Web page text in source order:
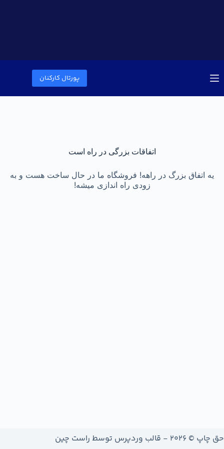
پورتال کارکنان
اتفاقات بزرگی در راه است
یه اتفاق بزرگ در راهه! فروشگاه ما در حال ساخت هست و به
زودی راه اندازی میشه!
حق چاپ © 2026 - قالب وردپرس توسط راست چین